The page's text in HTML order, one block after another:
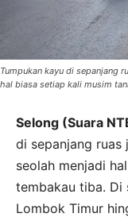
Tumpukan kayu di sepanjang
hal biasa setiap kali musim
Selong (Suara
di sepanjang ruas
seolah menjadi
tembakau tiba. Di
Lombok Timur